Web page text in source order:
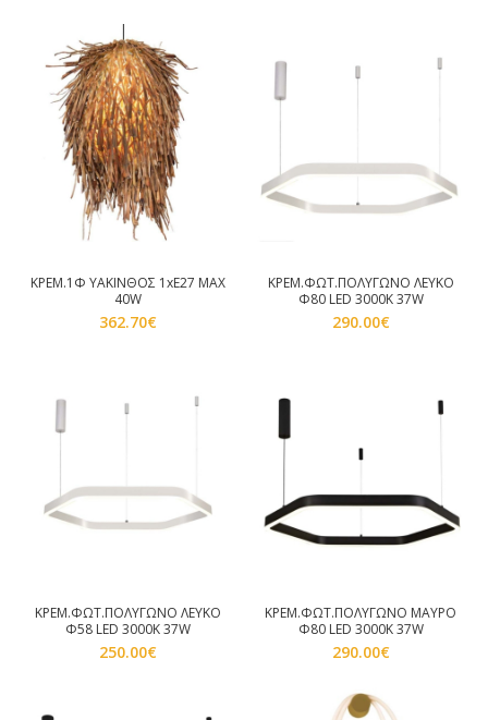
ΚΡΕΜ.1Φ ΥΑΚΙΝΘΟΣ 1xE27 MAX
40W
362.70€
ΚΡΕΜ.ΦΩΤ.ΠΟΛΥΓΩΝΟ ΛΕΥΚΟ
Φ80 LED 3000K 37W
290.00€
ΚΡΕΜ.ΦΩΤ.ΠΟΛΥΓΩΝΟ ΛΕΥΚΟ
Φ58 LED 3000K 37W
250.00€
ΚΡΕΜ.ΦΩΤ.ΠΟΛΥΓΩΝΟ ΜΑΥΡΟ
Φ80 LED 3000Κ 37W
290.00€